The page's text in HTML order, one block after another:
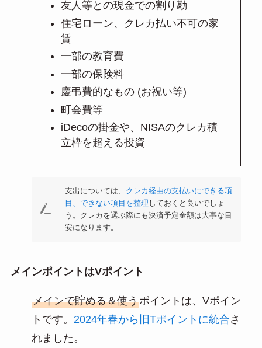
友人等との現金での割り勘
住宅ローン、クレカ払い不可の家
賃
一部の教育費
一部の保険料
慶弔費的なもの (お祝い等)
町会費等
iDecoの掛金や、NISAのクレカ積
立枠を超える投資
支出については、 クレカ経由の支払いにできる項
目、できない項目を整理 しておくと良いでしょ
う。クレカを選ぶ際にも決済予定金額は大事な目
安になります。
メインポイントはVポイント
メインで貯める＆使うポイントは、Vポイン
トです。 2024年春から旧Tポイントに統合さ
れました。